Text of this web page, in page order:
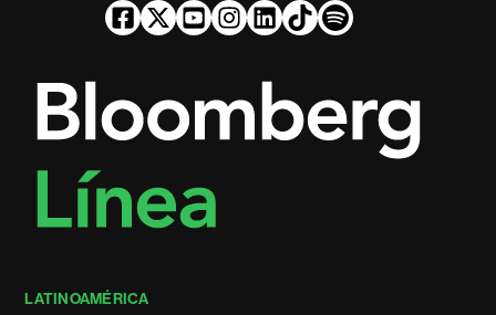
LATINOAMÉRICA